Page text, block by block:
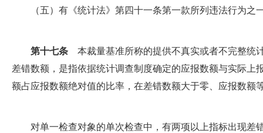
（五）有《统计法》第四十一条第一款所列违法行为之
第十七条 本裁量基准所称的提供不真实或者不完整统
差错数额，是指依据统计调查制度确定的应报数额与实际上
额占应报数额绝对值的比率，在差错数额大于零、应报数额
对单一检查对象的单次检查中，有两项以上指标出现差